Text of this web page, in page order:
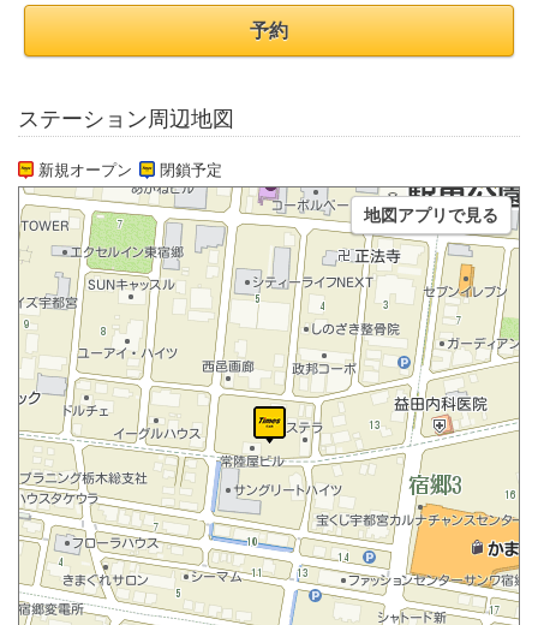
予約
ステーション周辺地図
新規オープン 閉鎖予定
地図アプリで見る